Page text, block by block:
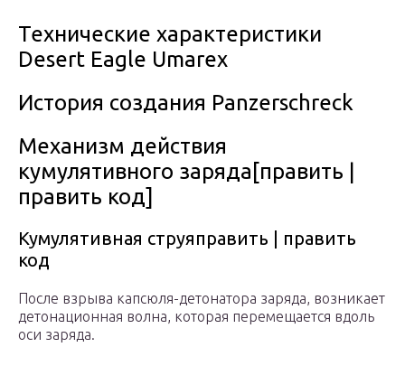
Технические характеристики
Desert Eagle Umarex
История создания Panzerschreck
Механизм действия
кумулятивного заряда[править |
править код]
Кумулятивная струяправить | править
код
После взрыва капсюля-детонатора заряда, возникает
детонационная волна, которая перемещается вдоль
оси заряда.